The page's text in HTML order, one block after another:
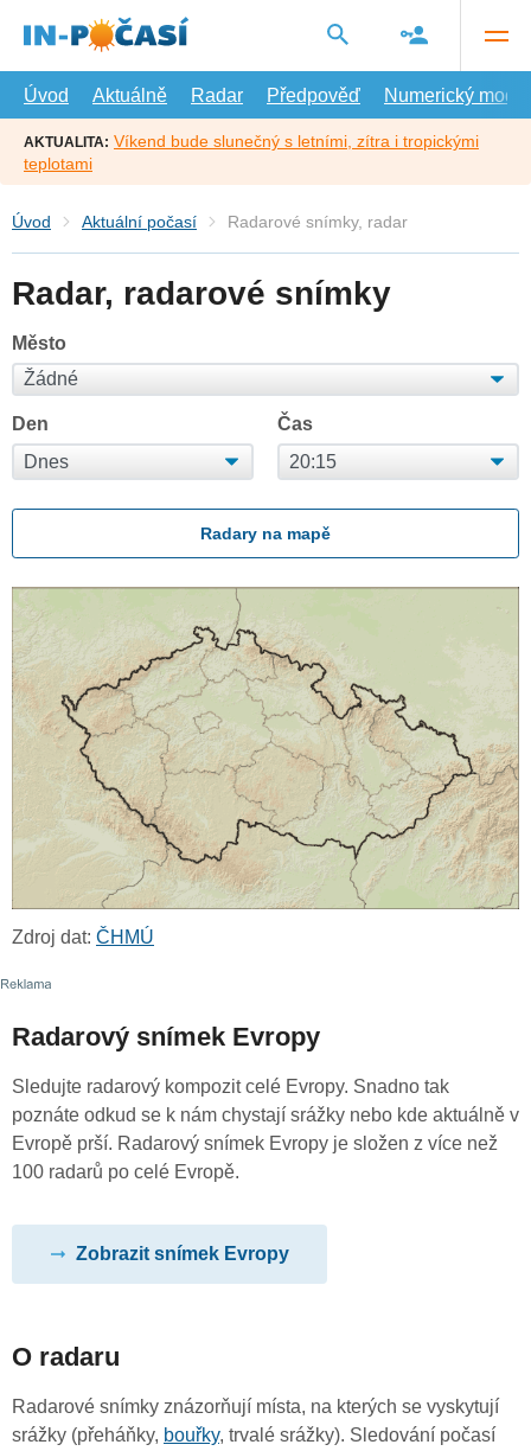
hlavní
Úvod
Aktuálně Radar Předpověď Numerický model
AKTUALITA: Víkend bude slunečný s letními, zítra i tropickými
teplotami
Úvod Aktuální počasí Radarové snímky, radar
Radar, radarové snímky
Město
Den Čas
Radary na mapě
Zdroj dat: ČHMÚ
Radarový snímek Evropy
Sledujte radarový kompozit celé Evropy. Snadno tak
poznáte odkud se k nám chystají srážky nebo kde aktuálně v
Evropě prší. Radarový snímek Evropy je složen z více než
100 radarů po celé Evropě.
Zobrazit snímek Evropy
O radaru
Radarové snímky znázorňují místa, na kterých se vyskytují
srážky (přeháňky, bouřky, trvalé srážky). Sledování počasí